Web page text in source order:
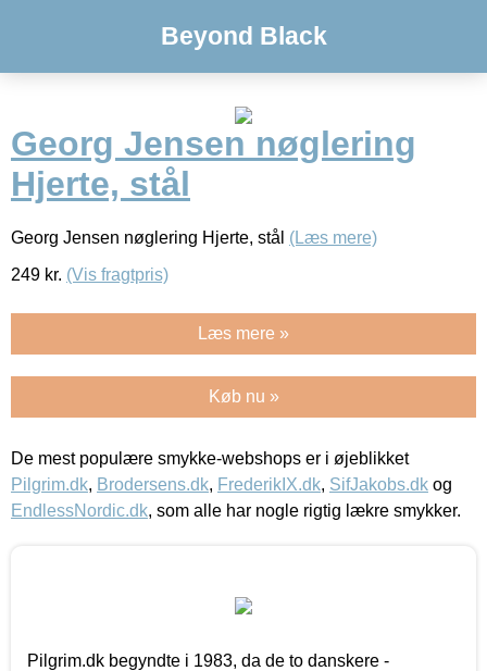
Beyond Black
Georg Jensen nøglering
Hjerte, stål
Georg Jensen nøglering Hjerte, stål (Læs mere)
249 kr. (Vis fragtpris)
Læs mere »
Køb nu »
De mest populære smykke-webshops er i øjeblikket
Pilgrim.dk, Brodersens.dk, FrederikIX.dk, SifJakobs.dk og
EndlessNordic.dk, som alle har nogle rigtig lækre smykker.
Pilgrim.dk begyndte i 1983, da de to danskere -